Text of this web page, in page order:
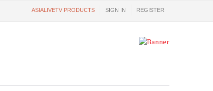
ASIALIVETV PRODUCTS SIGN IN REGISTER